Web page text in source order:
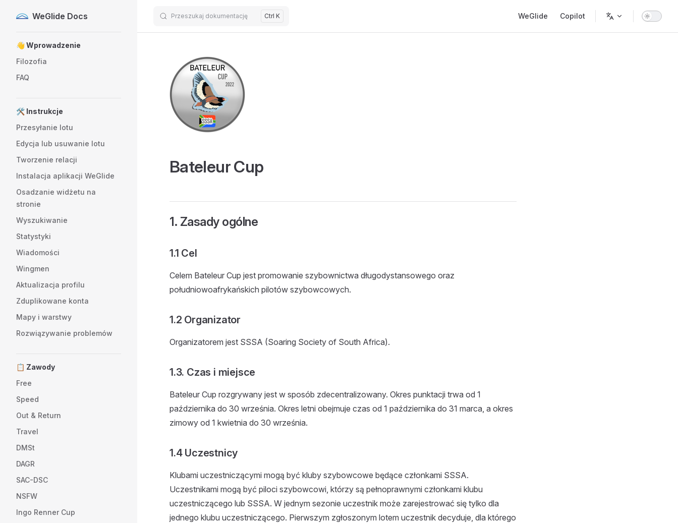
Skip to content
WeGlide Docs Przeszukaj dokumentację Ctrl K WeGlide Copilot
👋 Wprowadzenie
Filozofia
FAQ
🛠️ Instrukcje
Przesyłanie lotu
Edycja lub usuwanie lotu
Tworzenie relacji
Instalacja aplikacji WeGlide
Osadzanie widżetu na
stronie
Wyszukiwanie
Statystyki
Wiadomości
Wingmen
Aktualizacja profilu
Zduplikowane konta
Mapy i warstwy
Rozwiązywanie problemów
📋 Zawody
Free
Speed
Out & Return
Travel
DMSt
DAGR
SAC-DSC
NSFW
Ingo Renner Cup
Bateleur Cup
1. Zasady ogólne
1.1 Cel
Celem Bateleur Cup jest promowanie szybownictwa długodystansowego oraz
południowoafrykańskich pilotów szybowcowych.
1.2 Organizator
Organizatorem jest SSSA (Soaring Society of South Africa).
1.3. Czas i miejsce
Bateleur Cup rozgrywany jest w sposób zdecentralizowany. Okres punktacji trwa od 1
października do 30 września. Okres letni obejmuje czas od 1 października do 31 marca, a okres
zimowy od 1 kwietnia do 30 września.
1.4 Uczestnicy
Klubami uczestniczącymi mogą być kluby szybowcowe będące członkami SSSA.
Uczestnikami mogą być piloci szybowcowi, którzy są pełnoprawnymi członkami klubu
uczestniczącego lub SSSA. W jednym sezonie uczestnik może zarejestrować się tylko dla
jednego klubu uczestniczącego. Pierwszym zgłoszonym lotem uczestnik decyduje, dla którego